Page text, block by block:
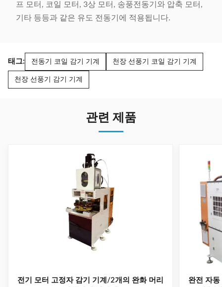
프 모터, 코일 모터, 3상 모터, 송풍전동기와 압축 모터,
기타 등등과 같은 유도 전동기에 적용됩니다.
태그: 전동기 코일 감기 기계 천장 선풍기 코일 감기 기계
천장 선풍기 감기 기계
관련 제품
전기 모터 고정자 감기 기계/2개의 완화 머리
완전 자